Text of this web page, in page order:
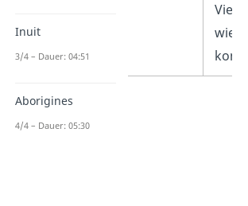
Inuit
3/4 – Dauer: 04:51
Aborigines
4/4 – Dauer: 05:30